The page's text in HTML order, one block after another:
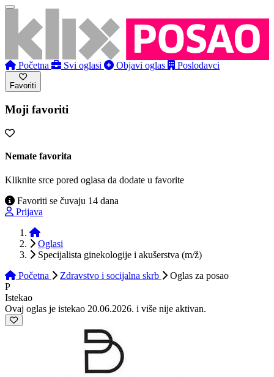
Početna Svi oglasi Objavi oglas Poslodavci
Favoriti
Moji favoriti
Nemate favorita
Kliknite srce pored oglasa da dodate u favorite
Favoriti se čuvaju 14 dana
Prijava
Početna
Oglasi
Specijalista ginekologije i akušerstva (m/ž)
Početna
Zdravstvo i socijalna skrb Oglas za posao
P
Istekao
Ovaj oglas je istekao 20.06.2026. i više nije aktivan.